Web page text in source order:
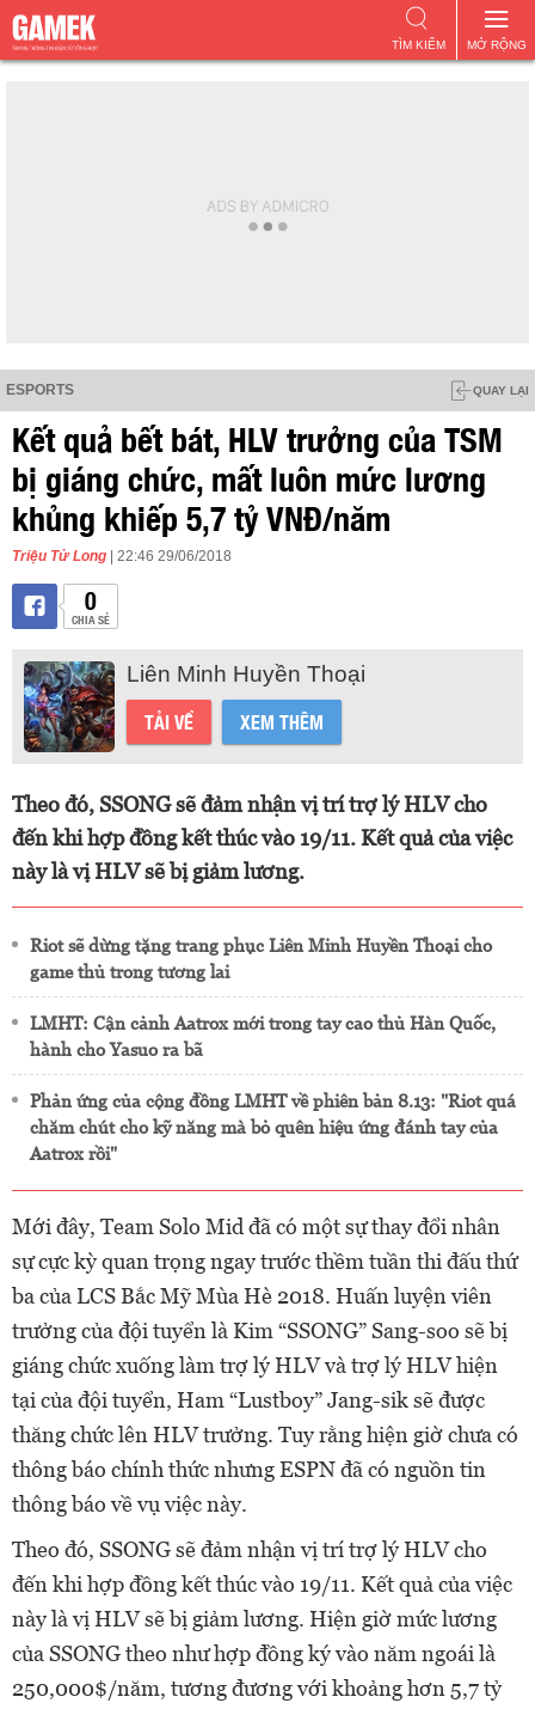
MỞ RỘNG
TÌM KIẾM
ESPORTS QUAY LẠI
Kết quả bết bát, HLV trưởng của TSM
bị giáng chức, mất luôn mức lương
khủng khiếp 5,7 tỷ VNĐ/năm
Triệu Tử Long | 22:46 29/06/2018
0
CHIA SẺ
Liên Minh Huyền Thoại
TẢI VỀ XEM THÊM
Theo đó, SSONG sẽ đảm nhận vị trí trợ lý HLV cho
đến khi hợp đồng kết thúc vào 19/11. Kết quả của việc
này là vị HLV sẽ bị giảm lương.
Riot sẽ dừng tặng trang phục Liên Minh Huyền Thoại cho
game thủ trong tương lai
LMHT: Cận cảnh Aatrox mới trong tay cao thủ Hàn Quốc,
hành cho Yasuo ra bã
Phản ứng của cộng đồng LMHT về phiên bản 8.13: "Riot quá
chăm chút cho kỹ năng mà bỏ quên hiệu ứng đánh tay của
Aatrox rồi"
Mới đây, Team Solo Mid đã có một sự thay đổi nhân
sự cực kỳ quan trọng ngay trước thềm tuần thi đấu thứ
ba của LCS Bắc Mỹ Mùa Hè 2018. Huấn luyện viên
trưởng của đội tuyển là Kim “SSONG” Sang-soo sẽ bị
giáng chức xuống làm trợ lý HLV và trợ lý HLV hiện
tại của đội tuyển, Ham “Lustboy” Jang-sik sẽ được
thăng chức lên HLV trưởng. Tuy rằng hiện giờ chưa có
thông báo chính thức nhưng ESPN đã có nguồn tin
thông báo về vụ việc này.
Theo đó, SSONG sẽ đảm nhận vị trí trợ lý HLV cho
đến khi hợp đồng kết thúc vào 19/11. Kết quả của việc
này là vị HLV sẽ bị giảm lương. Hiện giờ mức lương
của SSONG theo như hợp đồng ký vào năm ngoái là
250,000$/năm, tương đương với khoảng hơn 5,7 tỷ